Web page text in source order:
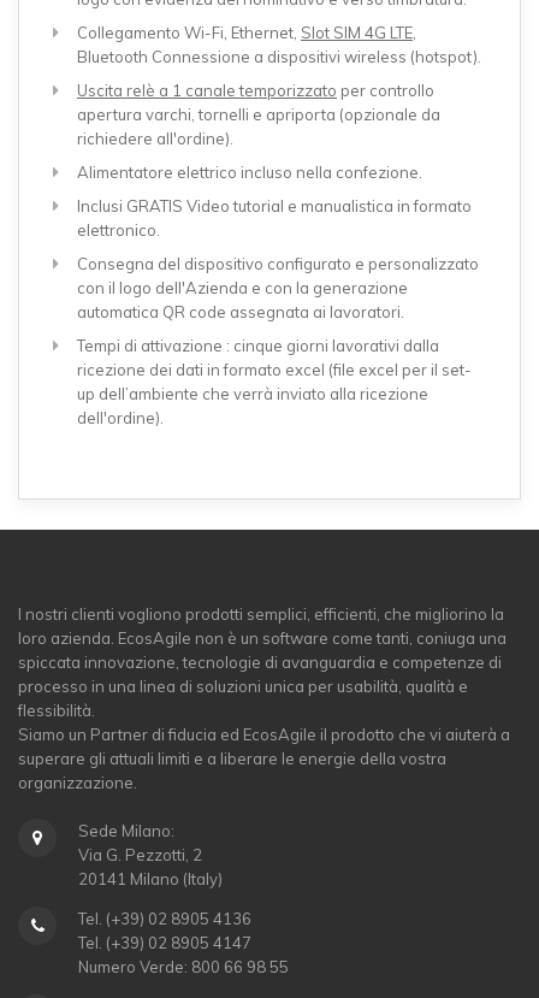
Collegamento Wi-Fi, Ethernet, Slot SIM 4G LTE
Bluetooth Connessione a dispositivi wireless (hotspot).
Uscita relè a 1 canale temporizzato per controllo
apertura varchi, tornelli e apriporta (opzionale da
richiedere all'ordine).
Alimentatore elettrico incluso nella confezione.
Inclusi GRATIS Video tutorial e manualistica in formato
elettronico.
Consegna del dispositivo configurato e personalizzato
con il logo dell'Azienda e con la generazione
automatica QR code assegnata ai lavoratori.
Tempi di attivazione : cinque giorni lavorativi dalla
ricezione dei dati in formato excel (file excel per il set-
up dell’ambiente che verrà inviato alla ricezione
dell'ordine).
I nostri clienti vogliono prodotti semplici, efficienti, che migliorino la
loro azienda. EcosAgile non è un software come tanti, coniuga una
spiccata innovazione, tecnologie di avanguardia e competenze di
processo in una linea di soluzioni unica per usabilità, qualità e
flessibilità.
Siamo un Partner di fiducia ed EcosAgile il prodotto che vi aiuterà a
superare gli attuali limiti e a liberare le energie della vostra
organizzazione.
Sede Milano:
Via G. Pezzotti, 2
20141 Milano (Italy)
Tel. (+39) 02 8905 4136
Tel. (+39) 02 8905 4147
Numero Verde: 800 66 98 55